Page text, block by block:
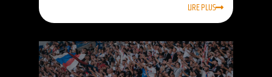
LIRE PLUS